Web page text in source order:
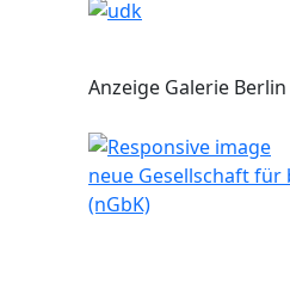
Anzeige Galerie Berlin
neue Gesellschaft für
(nGbK)